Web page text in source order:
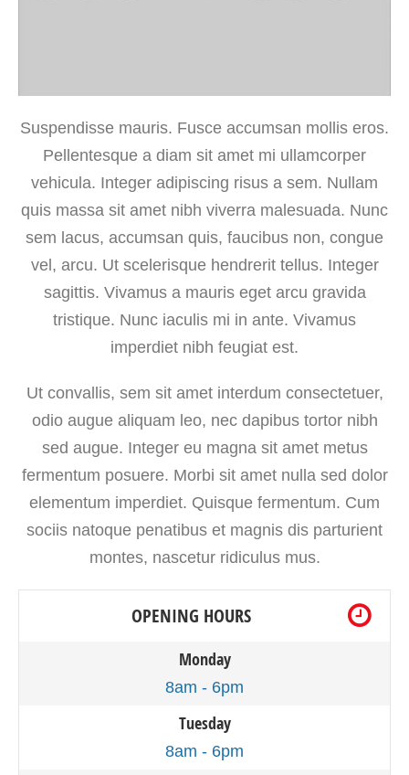
Suspendisse mauris. Fusce accumsan mollis eros.
Pellentesque a diam sit amet mi ullamcorper
vehicula. Integer adipiscing risus a sem. Nullam
quis massa sit amet nibh viverra malesuada. Nunc
sem lacus, accumsan quis, faucibus non, congue
vel, arcu. Ut scelerisque hendrerit tellus. Integer
sagittis. Vivamus a mauris eget arcu gravida
tristique. Nunc iaculis mi in ante. Vivamus
imperdiet nibh feugiat est.
Ut convallis, sem sit amet interdum consectetuer,
odio augue aliquam leo, nec dapibus tortor nibh
sed augue. Integer eu magna sit amet metus
fermentum posuere. Morbi sit amet nulla sed dolor
elementum imperdiet. Quisque fermentum. Cum
sociis natoque penatibus et magnis dis parturient
montes, nascetur ridiculus mus.
OPENING HOURS
Monday
8am - 6pm
Tuesday
8am - 6pm